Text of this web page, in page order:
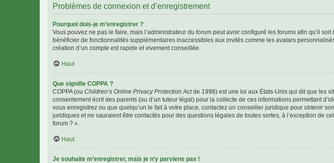
Problèmes de connexion et d’enregistrement
Pourquoi dois-je m’enregistrer ?
Vous pouvez ne pas le faire, mais l’administrateur du forum peut avoir configuré les forums afin qu’il
bénéficier de fonctionnalités supplémentaires inaccessibles aux invités comme les avatars
création d’un compte est rapide et vivement conseillée.
Haut
Que signifie COPPA ?
COPPA (ou Children’s Online Privacy Protection Actde 1998) est une loi aux États-Unis qui dit que les
consentement écrit des parents (ou d’un tuteur légal) pour la collecte de ces informations permettant
vous enregistrez ou que quelqu’un le fait à votre place, contactez un conseiller juridique pour obtenir
juridiques et ne sauraient être contactés pour des questions légales de toutes sortes, à l’exception de
forum ? ».
Haut
Je souhaite m’enregistrer, mais je n’y parviens pas !